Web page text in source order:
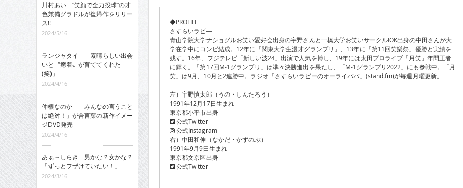
◆PROFILE
さすらいラビ―
青山学院大学ナショグルお笑い愛好会出身の宇野さんと一橋大学お笑いサークルIOK出身の中田さんが大
学在学中にコンビ結成。12年に「関東大学生漫才グランプリ」、13年に「第11回笑樂祭」優勝と実績を
残す。16年、フジテレビ「新しい波24」出演で人気を博し、19年には太田プロライブ「月笑」年間王者
に輝く。「第17回M-1グランプリ」は準々決勝進出を果たし、「M-1グランプリ2022」にも参戦中。「月
笑」は9月、10月と2連勝中。ラジオ「さすらいラビーのオーライパパ」(stand.fm)が毎週月曜更新。
左）宇野慎太郎（うの・しんたろう）
1991年12月17日生まれ
東京都小平市出身
公式Twitter
公式Instagram
右）中田和伸（なかだ・かずのぶ）
1991年9月9日生まれ
東京都文京区出身
公式Twitter
川村あい “笑顔で全力投球”の才
色兼備グラドルが復帰作をリリー
ス!!
2024/5/16
ランジャタイ 「素晴らしい出会
いと〝癒着〟が育ててくれた
(笑)」
2024/4/16
仲根なのか 「みんなの言うこと
は絶対！」が合言葉の新作イメー
ジDVD発売
2024/4/16
あぁ～しらき 男かな？女かな？
「ずっとフザけていたい！」
2024/3/16